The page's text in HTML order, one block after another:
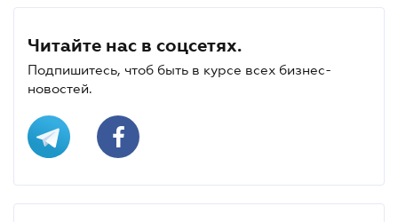
Читайте нас в соцсетях.
Подпишитесь, чтоб быть в курсе всех бизнес-
новостей.